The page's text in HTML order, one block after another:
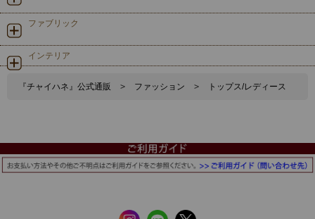
ファブリック
インテリア
『チャイハネ』公式通販 > ファッション > トップス/レディース